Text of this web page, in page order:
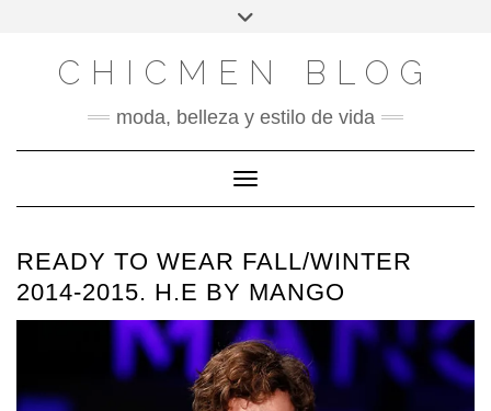
Alternar
cabecera
CHICMEN BLOG
moda, belleza y estilo de vida
Cambiar modo de navegación
READY TO WEAR FALL/WINTER
2014-2015. H.E BY MANGO